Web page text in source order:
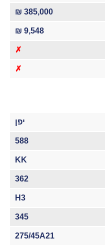
385,000 ₪
9,548 ₪
✗
✗
יפן
588
KK
362
H3
345
275/45A21